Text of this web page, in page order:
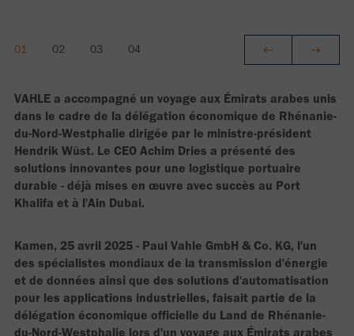
VAHLE a accompagné un voyage aux Émirats arabes unis
dans le cadre de la délégation économique de Rhénanie-
du-Nord-Westphalie dirigée par le ministre-président
Hendrik Wüst. Le CEO Achim Dries a présenté des
solutions innovantes pour une logistique portuaire
durable - déjà mises en œuvre avec succès au Port
Khalifa et à l'Ain Dubai.
Kamen, 25 avril 2025 - Paul Vahle GmbH & Co. KG, l'un
des spécialistes mondiaux de la transmission d'énergie
et de données ainsi que des solutions d'automatisation
pour les applications industrielles, faisait partie de la
délégation économique officielle du Land de Rhénanie-
du-Nord-Westphalie lors d'un voyage aux Émirats arabes